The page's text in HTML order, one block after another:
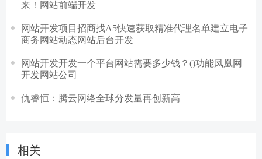
来！网站前端开发
网站开发项目招商找A5快速获取精准代理名单建立电子
商务网站动态网站后台开发
网站开发开发一个平台网站需要多少钱？()功能凤凰网
开发网站公司
仇睿恒：腾云网络全球分发量再创新高
相关